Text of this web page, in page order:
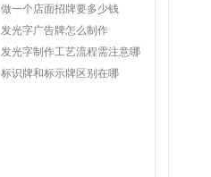
零贰捌广告公司的匠心之路
做一个店面招牌要多少钱
发光字广告牌怎么制作
发光字制作工艺流程需注意哪
些
标识牌和标示牌区别在哪